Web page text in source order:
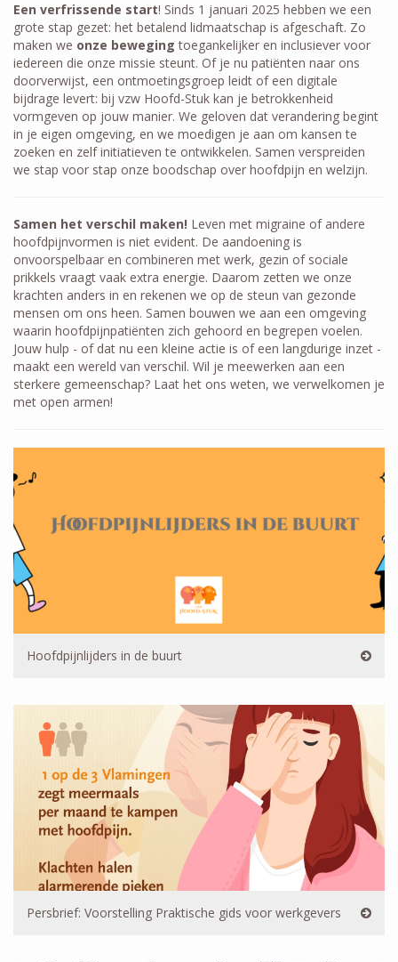
Een verfrissende start! Sinds 1 januari 2025 hebben we een
grote stap gezet: het betalend lidmaatschap is afgeschaft. Zo
maken we onze beweging toegankelijker en inclusiever voor
iedereen die onze missie steunt. Of je nu patiënten naar ons
doorverwijst, een ontmoetingsgroep leidt of een digitale
bijdrage levert: bij vzw Hoofd-Stuk kan je betrokkenheid
vormgeven op jouw manier. We geloven dat verandering begint
in je eigen omgeving, en we moedigen je aan om kansen te
zoeken en zelf initiatieven te ontwikkelen. Samen verspreiden
we stap voor stap onze boodschap over hoofdpijn en welzijn.
Samen het verschil maken! Leven met migraine of andere
hoofdpijnvormen is niet evident. De aandoening is
onvoorspelbaar en combineren met werk, gezin of sociale
prikkels vraagt vaak extra energie. Daarom zetten we onze
krachten anders in en rekenen we op de steun van gezonde
mensen om ons heen. Samen bouwen we aan een omgeving
waarin hoofdpijnpatiënten zich gehoord en begrepen voelen.
Jouw hulp - of dat nu een kleine actie is of een langdurige inzet -
maakt een wereld van verschil. Wil je meewerken aan een
sterkere gemeenschap? Laat het ons weten, we verwelkomen je
met open armen!
Hoofdpijnlijders in de buurt
Persbrief: Voorstelling Praktische gids voor werkgevers